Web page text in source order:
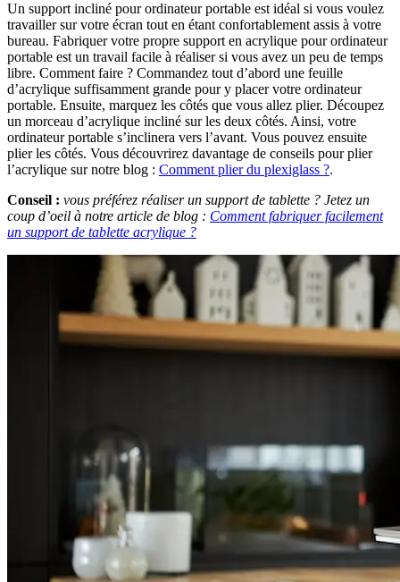
Un support incliné pour ordinateur portable est idéal si vous voulez
travailler sur votre écran tout en étant confortablement assis à votre
bureau. Fabriquer votre propre support en acrylique pour ordinateur
portable est un travail facile à réaliser si vous avez un peu de temps
libre. Comment faire ? Commandez tout d’abord une feuille
d’acrylique suffisamment grande pour y placer votre ordinateur
portable. Ensuite, marquez les côtés que vous allez plier. Découpez
un morceau d’acrylique incliné sur les deux côtés. Ainsi, votre
ordinateur portable s’inclinera vers l’avant. Vous pouvez ensuite
plier les côtés. Vous découvrirez davantage de conseils pour plier
l’acrylique sur notre blog : Comment plier du plexiglass ?.
Conseil : vous préférez réaliser un support de tablette ? Jetez un
coup d’oeil à notre article de blog : Comment fabriquer facilement
un support de tablette acrylique ?